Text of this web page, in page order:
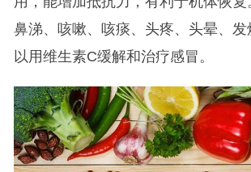
鼻涕、咳嗽、咳痰、头疼、头晕、
以用维生素C缓解和治疗感冒。